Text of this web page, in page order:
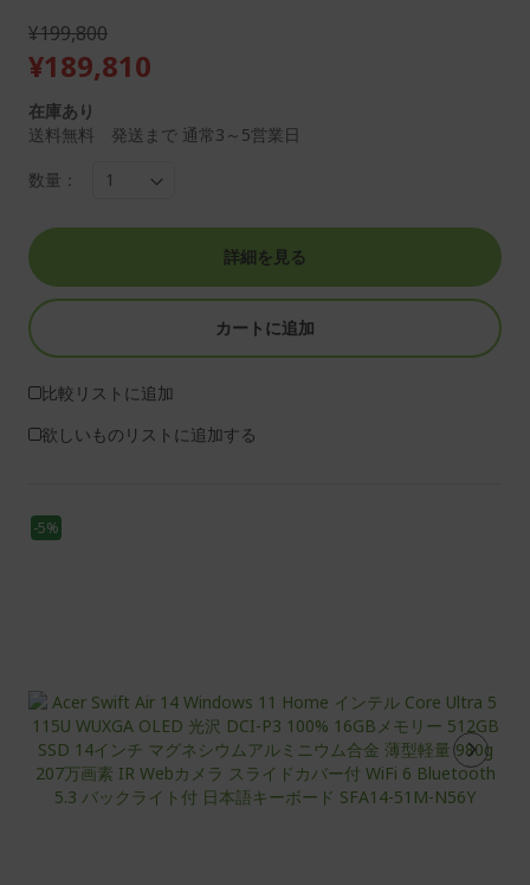
¥199,800
¥189,810
在庫あり
送料無料 発送まで 通常3～5営業日
数量：
詳細を見る
カートに追加
比較リストに追加
欲しいものリストに追加する
-5%